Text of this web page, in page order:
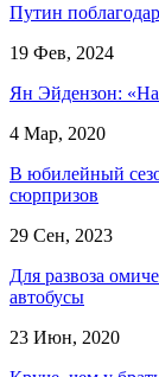
Путин
19 Фев, 2024
Ян Эйдензон:
4 Мар, 2020
В юбилейный
сюрпризов
29 Сен, 2023
Для развоза
автобусы
23 Июн, 2020